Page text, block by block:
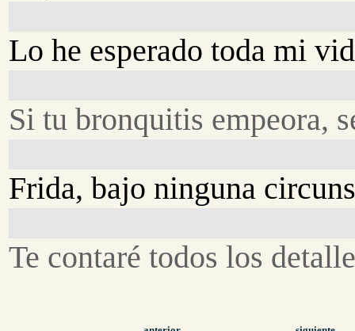
Lo he esperado toda mi
Si tu bronquitis empeora,
Frida, bajo ninguna
Te contaré todos los